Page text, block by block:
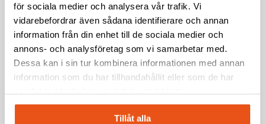
för sociala medier och analysera vår trafik. Vi
vidarebefordrar även sådana identifierare och annan
information från din enhet till de sociala medier och
annons- och analysföretag som vi samarbetar med.
Dessa kan i sin tur kombinera informationen med annan
information som du har tillhandahållit eller som de har
Tillåt alla
Vi har kapacitet för mindre montage inhouse